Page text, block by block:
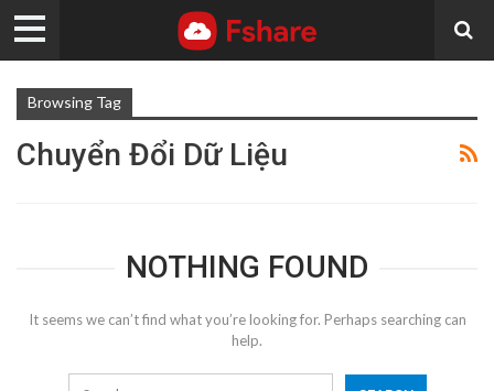
Browsing Tag
Chuyển Đổi Dữ Liệu
NOTHING FOUND
It seems we can’t find what you’re looking for. Perhaps searching can
help.